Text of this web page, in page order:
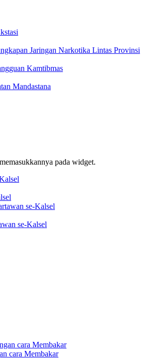
Jaringan Narkotika Lintas Provinsi
Kamtibmas
Mandastana
pada widget.
se-Kalsel
cara Membakar